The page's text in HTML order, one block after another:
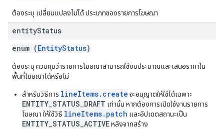
ต้องระบุ เปลี่ยนแปลงไม่ได้ ประเภทของรายการโฆษณา
entityStatus
enum (EntityStatus)
ต้องระบุ ควบคุมว่ารายการโฆษณาสามารถใช้งบประมาณและเสนอราคาใน
พื้นที่โฆษณาได้หรือไม่
สำหรับวิธีการ lineItems.create จะอนุญาตให้ใช้ได้เฉพาะ
ENTITY_STATUS_DRAFT เท่านั้น หากต้องการเปิดใช้งานรายการ
โฆษณา ให้ใช้วิธี lineItems.patch และอัปเดตสถานะเป็น
ENTITY_STATUS_ACTIVEหลังจากสร้าง